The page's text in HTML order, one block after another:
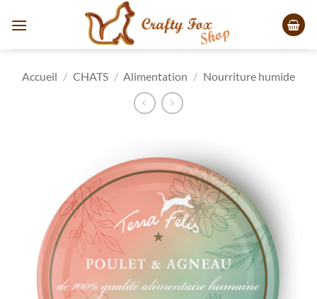
Accueil / CHATS / Alimentation / Nourriture humide